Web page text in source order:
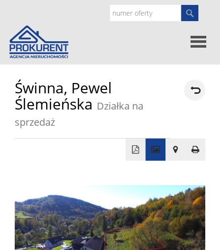
nas
Zgłoś
Zgłoś
Świnna, Pewel
Ślemieńska Działka na
sprzedaż